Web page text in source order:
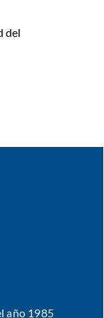
del
año 1985